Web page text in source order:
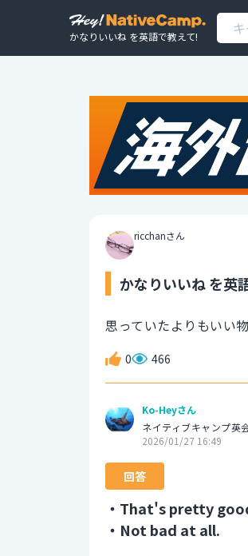
かなりいいね を英語で教えて!
ricchanさん
かなりいいね を英
思っていたよりもいい
0 466
Ko-Heyさん
ネイティブキャンプ英
2026/01/27 16:49
回答
・That's pretty
・Not bad at all.